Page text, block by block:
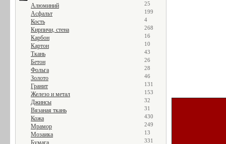
Алюминий 25
Асфальт 199
Кость 4
Кирпичи, стена 268
Карбон 16
Картон 10
Ткань 43
Бетон 26
Фольга 28
Золото 46
Гранит 131
Железо и метал 153
Джинсы 32
Вязаная ткань 31
Кожа 430
Мрамор 249
Мозаика 13
Бумага 331